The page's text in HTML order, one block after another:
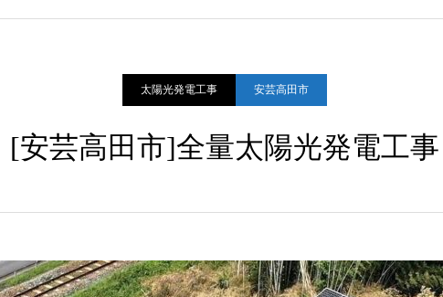
太陽光発電工事 安芸高田市
[安芸高田市]全量太陽光発電工事